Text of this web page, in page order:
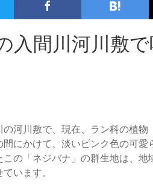
入間川河川敷
河川敷で、現在、ラン科の植
にかけて、淡いピンク色の可
の「ネジバナ」の群生地は、地
います。